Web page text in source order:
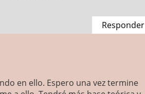
Responder
en ello. Espero una vez termine